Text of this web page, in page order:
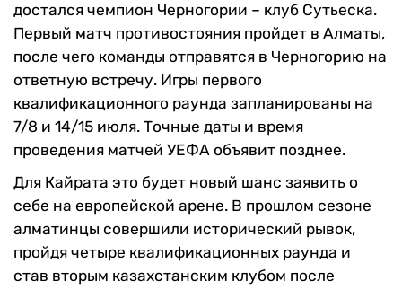
достался чемпион Черногории – клуб Сутьеска.
Первый матч противостояния пройдет в Алматы,
после чего команды отправятся в Черногорию на
ответную встречу. Игры первого
квалификационного раунда запланированы на
7/8 и 14/15 июля. Точные даты и время
проведения матчей УЕФА объявит позднее.
Для Кайрата это будет новый шанс заявить о
себе на европейской арене. В прошлом сезоне
алматинцы совершили исторический рывок,
пройдя четыре квалификационных раунда и
став вторым казахстанским клубом после